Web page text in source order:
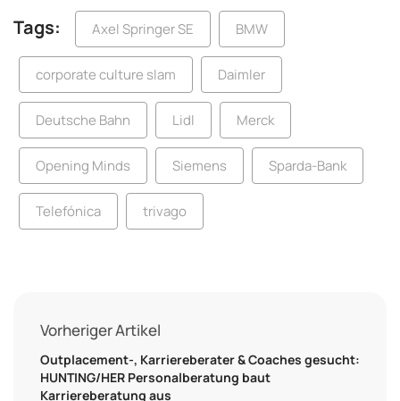
Tags: Axel Springer SE BMW
corporate culture slam Daimler
Deutsche Bahn Lidl Merck
Opening Minds Siemens Sparda-Bank
Telefónica trivago
Vorheriger Artikel
Outplacement-, Karriereberater & Coaches gesucht:
HUNTING/HER Personalberatung baut
Karriereberatung aus